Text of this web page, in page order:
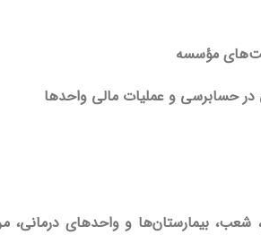
بیمارستان‌ها و واحدهای درمانی،